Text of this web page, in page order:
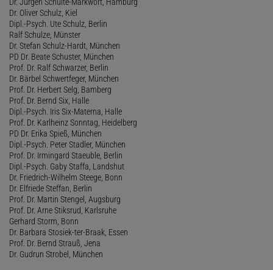
Dr. Oliver Schulz, Kiel
Dipl.-Psych. Ute Schulz, Berlin
Ralf Schulze, Münster
Dr. Stefan Schulz-Hardt, München
PD Dr. Beate Schuster, München
Prof. Dr. Ralf Schwarzer, Berlin
Dr. Bärbel Schwertfeger, München
Prof. Dr. Herbert Selg, Bamberg
Prof. Dr. Bernd Six, Halle
Dipl.-Psych. Iris Six-Materna, Halle
Prof. Dr. Karlheinz Sonntag, Heidelberg
PD Dr. Erika Spieß, München
Dipl.-Psych. Peter Stadler, München
Prof. Dr. Irmingard Staeuble, Berlin
Dipl.-Psych. Gaby Staffa, Landshut
Dr. Friedrich-Wilhelm Steege, Bonn
Dr. Elfriede Steffan, Berlin
Prof. Dr. Martin Stengel, Augsburg
Prof. Dr. Arne Stiksrud, Karlsruhe
Gerhard Storm, Bonn
Dr. Barbara Stosiek-ter-Braak, Essen
Prof. Dr. Bernd Strauß, Jena
Dr. Gudrun Strobel, München